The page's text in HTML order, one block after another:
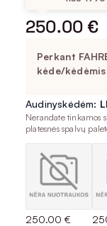
250.00 €
Perkant
kėde/
Audinyskėdėm:
Nerandate tinkamos
platesnės spalvų
250.00 €